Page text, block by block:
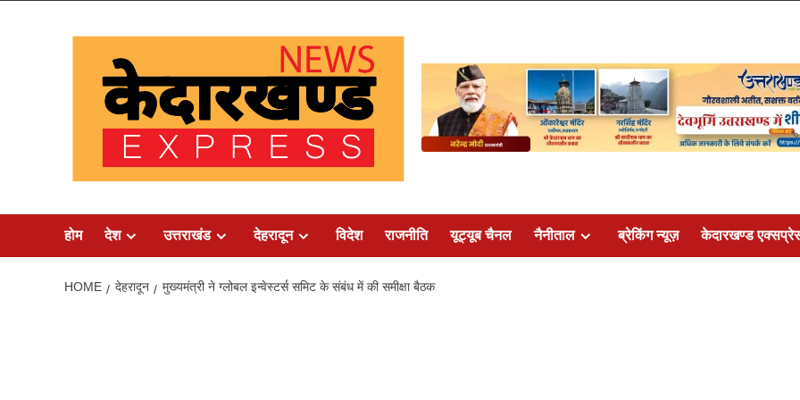
होम देश उत्तराखंड देहरादून विदेश राजनीति यूट्यूब चैनल नैनीताल ब्रेकिंग न्यूज़ केदारखण्ड
HOME देहरादून मुख्यमंत्री ने ग्लोबल इन्वेस्टर्स समिट के संबंध में की समीक्षा बैठक